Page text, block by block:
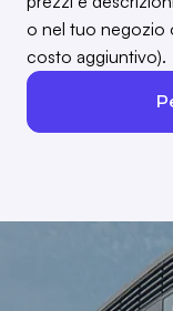
o nel tuo negozio
costo aggiuntivo).